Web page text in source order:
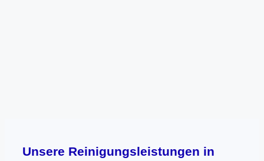
Unsere Reinigungsleistungen in